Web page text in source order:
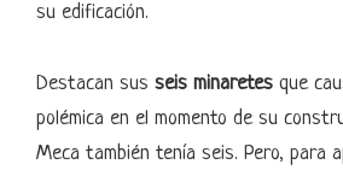
su edificación.
Destacan sus seis minaretes que
polémica en el momento de su
Meca también tenía seis. Pero, para